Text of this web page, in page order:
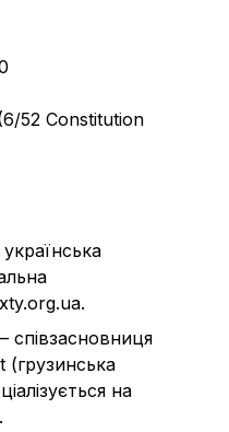
52 Constitution
співзасновниця
(грузинська
на